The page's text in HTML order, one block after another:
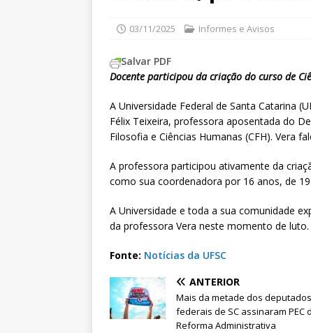
03/11/2025 Informes e Avisos
Salvar PDF
Docente participou da criação do curso de
A Universidade Federal de Santa Catarina
Félix Teixeira, professora aposentada do
Filosofia e Ciências Humanas (CFH). Vera
A professora participou ativamente da
como sua coordenadora por 16 anos, de
A Universidade e toda a sua comunidade
da professora Vera neste momento de luto.
Fonte: Notícias da UFSC
ANTERIOR
Mais da metade dos deputados
federais de SC assinaram PEC
Reforma Administrativa